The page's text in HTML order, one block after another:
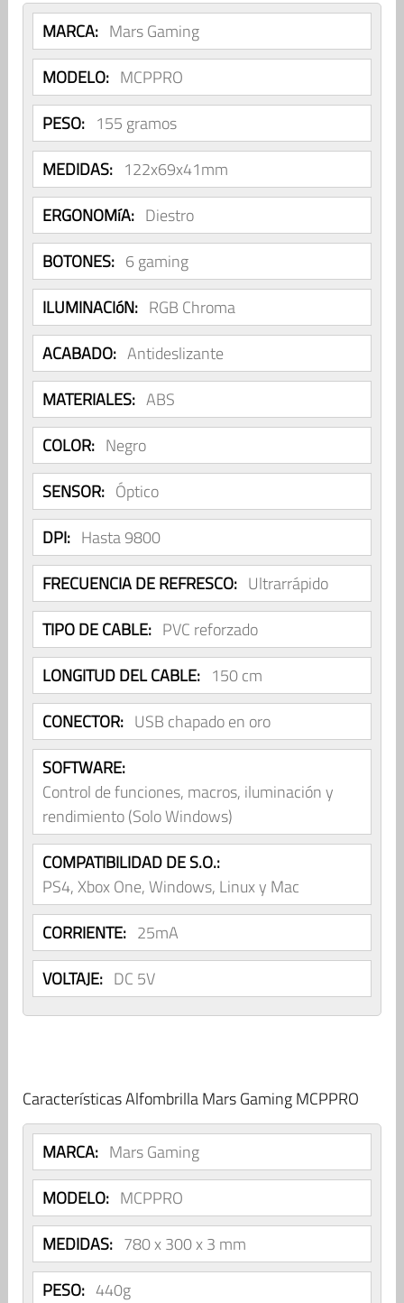
MARCA: Mars Gaming
MODELO: MCPPRO
PESO: 155 gramos
MEDIDAS: 122x69x41mm
ERGONOMíA: Diestro
BOTONES: 6 gaming
ILUMINACIóN: RGB Chroma
ACABADO: Antideslizante
MATERIALES: ABS
COLOR: Negro
SENSOR: Óptico
DPI: Hasta 9800
FRECUENCIA DE REFRESCO: Ultrarrápido
TIPO DE CABLE: PVC reforzado
LONGITUD DEL CABLE: 150 cm
CONECTOR: USB chapado en oro
SOFTWARE:
Control de funciones, macros, iluminación y
rendimiento (Solo Windows)
COMPATIBILIDAD DE S.O.:
PS4, Xbox One, Windows, Linux y Mac
CORRIENTE: 25mA
VOLTAJE: DC 5V
Características Alfombrilla Mars Gaming MCPPRO
MARCA: Mars Gaming
MODELO: MCPPRO
MEDIDAS: 780 x 300 x 3 mm
PESO: 440g